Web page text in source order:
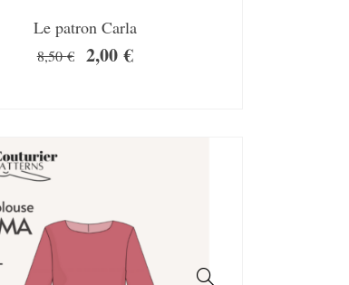
Le patron Carla
8,50€ 2,00€